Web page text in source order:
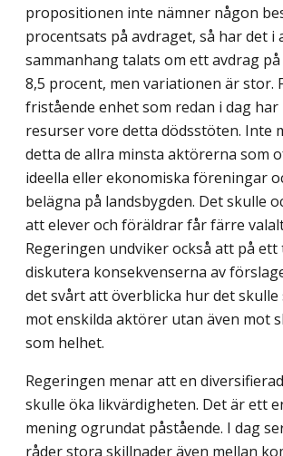
propositionen inte nämner någon
procentsats på avdraget, så har det i
sammanhang talats om ett avdrag
8,5 procent, men variationen är stor.
fristående enhet som redan i dag har
resurser vore detta dödsstöten. Inte
detta de allra minsta aktörerna som
ideella eller ekonomiska föreningar
belägna på landsbygden. Det skulle
att elever och föräldrar får färre
Regeringen undviker också att på
diskutera konsekven­serna av
det svårt att överblicka hur det skulle
mot enskilda aktörer utan även mot
som helhet.
Regeringen menar att en
skulle öka likvärdigheten. Det är ett
mening ogrundat påstående. I dag
råder stora skillnader även mellan